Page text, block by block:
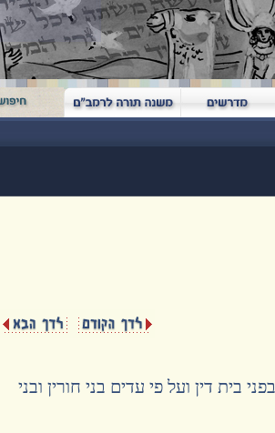
בית דין ועל פי עדים בני חורין ובני